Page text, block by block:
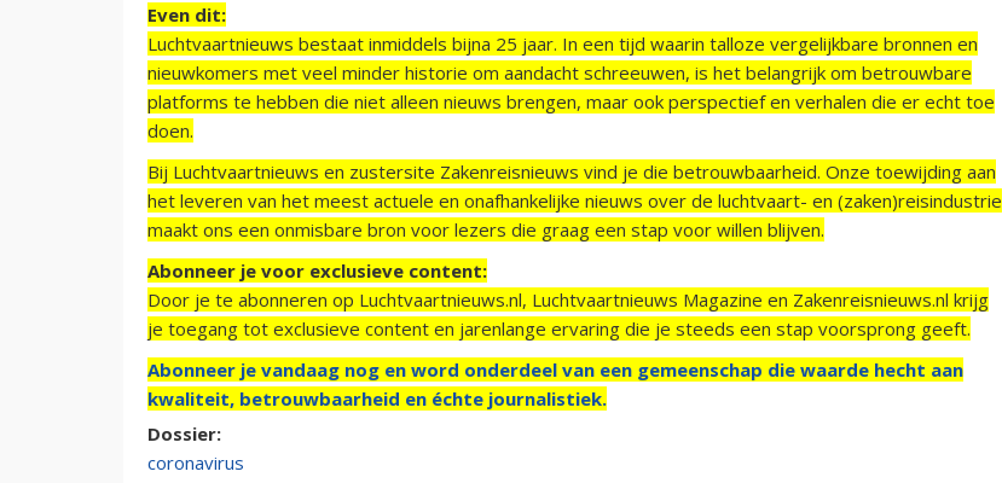
Even dit:
Luchtvaartnieuws bestaat inmiddels bijna 25 jaar. In een tijd waarin talloze vergelijkbare bronnen en
nieuwkomers met veel minder historie om aandacht schreeuwen, is het belangrijk om betrouwbare
platforms te hebben die niet alleen nieuws brengen, maar ook perspectief en verhalen die er echt toe
doen.
Bij Luchtvaartnieuws en zustersite Zakenreisnieuws vind je die betrouwbaarheid. Onze toewijding aan
het leveren van het meest actuele en onafhankelijke nieuws over de luchtvaart- en (zaken)reisindustrie
maakt ons een onmisbare bron voor lezers die graag een stap voor willen blijven.
Abonneer je voor exclusieve content:
Door je te abonneren op Luchtvaartnieuws.nl, Luchtvaartnieuws Magazine en Zakenreisnieuws.nl krijg
je toegang tot exclusieve content en jarenlange ervaring die je steeds een stap voorsprong geeft.
Abonneer je vandaag nog en word onderdeel van een gemeenschap die waarde hecht aan
kwaliteit, betrouwbaarheid en échte journalistiek.
Dossier:
coronavirus